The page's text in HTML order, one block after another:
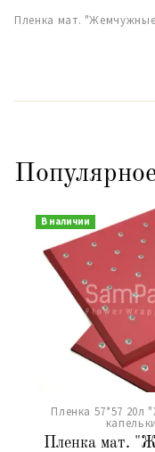
Пленка мат.
В наличии
Пленка 57*57 20л
Пленка мат.